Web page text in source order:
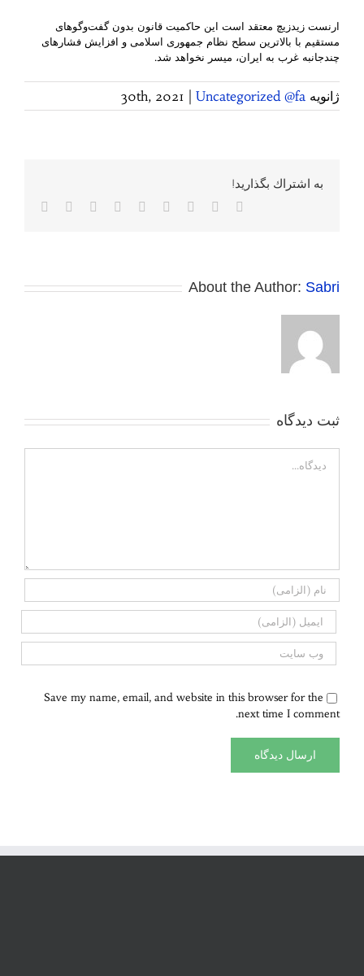
ارنست زیدزیچ معتقد است این حاکمیت قانون بدون گفت‌وگوهای
مستقیم با بالاترین سطح نظام جمهوری اسلامی و افزایش فشارهای
چندجانبه غرب به ایران، میسر نخواهد شد.
ژانویه 30th, 2021 Uncategorized @fa
به اشتراك بگذاريد!
Facebook
Twitter
Reddit
LinkedIn
WhatsApp
Tumblr
Pinterest
About the Author: Sabri
ثبت ديدگاه
Save my name, email, and website in this browser for the
next time I comment.